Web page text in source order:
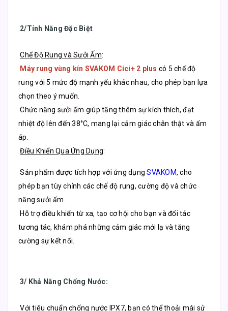
2/Tính Năng Đặc Biệt
Chế Độ Rung và Sưởi Ấm:
Máy rung vùng kín SVAKOM Cici+ 2 plus có 5 chế độ
rung với 5 mức độ mạnh yếu khác nhau, cho phép bạn lựa
chọn theo ý muốn.
Chức năng sưởi ấm giúp tăng thêm sự kích thích, đạt
nhiệt độ lên đến 38°C, mang lại cảm giác chân thật và ấm
áp.
Điều Khiển Qua Ứng Dụng:
Sản phẩm được tích hợp với ứng dụngSVAKOM, cho
phép bạn tùy chỉnh các chế độ rung, cường độ và chức
năng sưởi ấm.
Hỗ trợ điều khiển từ xa, tạo cơ hội cho bạn và đối tác
tương tác, khám phá những cảm giác mới lạ và tăng
cường sự kết nối.
3/ Khả Năng Chống Nước:
Với tiêu chuẩn chống nước IPX7, bạn có thể thoải mái sử